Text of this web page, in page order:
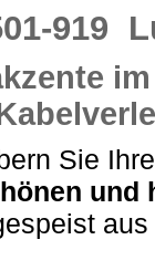
919
Sie
und